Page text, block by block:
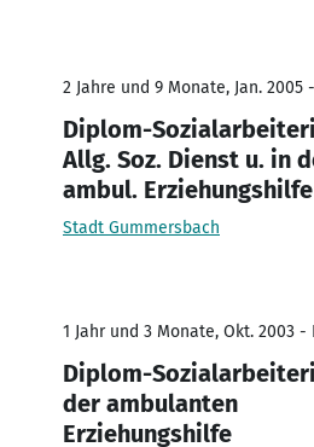
2 Jahre und 9 Monate, Jan. 2005
Diplom-
Allg. Soz. Dienst u. in
ambul. Erziehungshilfe
Stadt Gummersbach
1 Jahr und 3 Monate, Okt. 2003 -
Diplom-
der ambulanten
Erziehungshilfe